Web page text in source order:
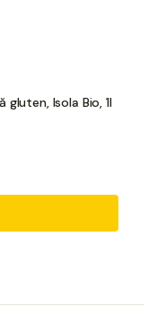
gluten, Isola Bio, 1l